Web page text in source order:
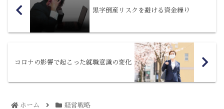
黒字倒産リスクを避ける資金繰り
コロナの影響で起こった就職意識の変化
ホーム 経営戦略